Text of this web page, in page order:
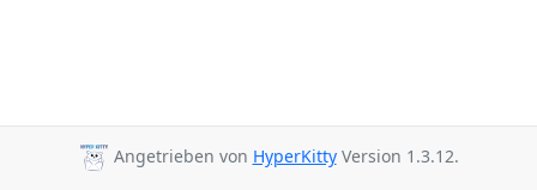
Angetrieben von HyperKittyVersion 1.3.12.